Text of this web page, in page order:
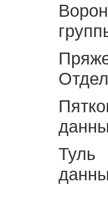
Туль